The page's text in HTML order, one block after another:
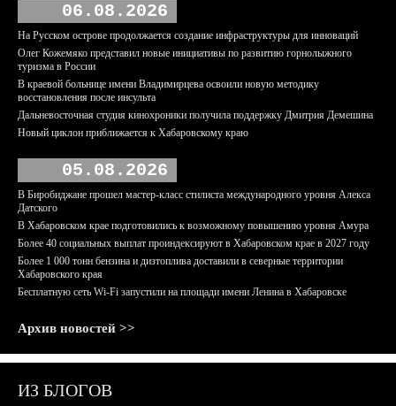
06.08.2026
На Русском острове продолжается создание инфраструктуры для инноваций
Олег Кожемяко представил новые инициативы по развитию горнолыжного
туризма в России
В краевой больнице имени Владимирцева освоили новую методику
восстановления после инсульта
Дальневосточная студия кинохроники получила поддержку Дмитрия Демешина
Новый циклон приближается к Хабаровскому краю
05.08.2026
В Биробиджане прошел мастер-класс стилиста международного уровня Алекса
Датского
В Хабаровском крае подготовились к возможному повышению уровня Амура
Более 40 социальных выплат проиндексируют в Хабаровском крае в 2027 году
Более 1 000 тонн бензина и дизтоплива доставили в северные территории
Хабаровского края
Бесплатную сеть Wi-Fi запустили на площади имени Ленина в Хабаровске
Архив новостей >>
ИЗ БЛОГОВ